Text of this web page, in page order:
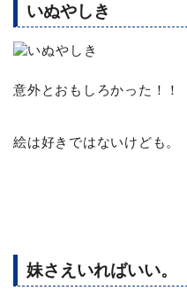
いぬやしき
意外とおもしろかった！！
絵は好きではないけども。
妹さえいればいい。